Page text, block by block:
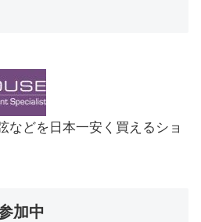
などを日本一安く買えるショ
加中